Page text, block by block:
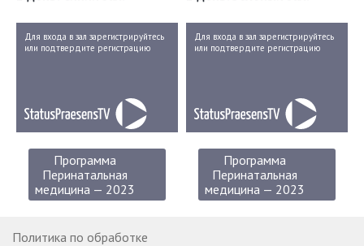
Для входа в зал зарегистрируйтесь
или подтвердите регистрацию
Программа
Перинатальная
медицина — 2023
Для входа в зал зарегистрируйтесь
или подтвердите регистрацию
Программа
Перинатальная
медицина — 2023
Политика по обработке